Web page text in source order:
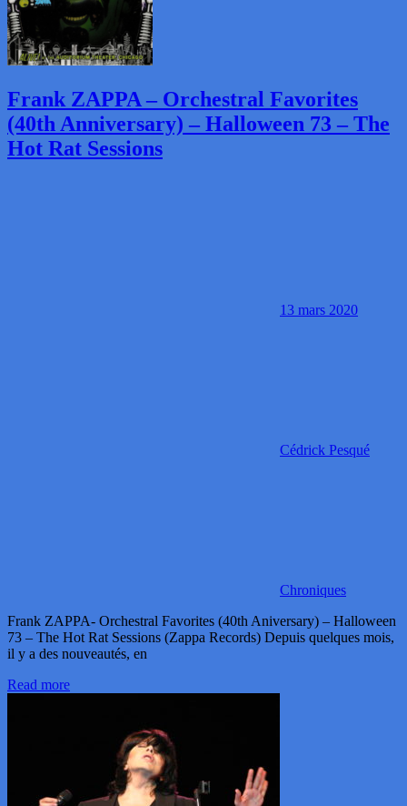
Frank ZAPPA – Orchestral Favorites
(40th Anniversary) – Halloween 73 – The
Hot Rat Sessions
13 mars 2020
Cédrick Pesqué
Chroniques
Frank ZAPPA- Orchestral Favorites (40th Aniversary) – Halloween
73 – The Hot Rat Sessions (Zappa Records) Depuis quelques mois,
il y a des nouveautés, en
Read more